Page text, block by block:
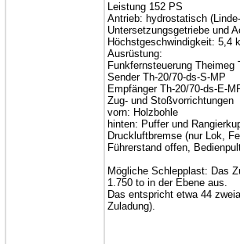
Leistung 152 PS
Antrieb: hydrostatisch
Untersetzungsgetriebe und
Höchstgeschwindigkeit: 5,4
Ausrüstung:
Funkfernsteuerung
Sender Th-20/70-ds-S-MP
Empfänger Th-20/70-ds-E-
Zug- und Stoßvorrichtungen
vorn: Holzbohle
hinten: Puffer und
Druckluftbremse (nur Lok,
Führerstand offen,
Mögliche Schlepplast: Das
1.750 to in der Ebene aus.
Das entspricht etwa 44
Zuladung).